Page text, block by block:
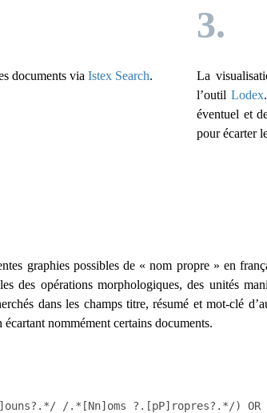
documents viaIstex Search.
3.
La
l’outil Lodex
éventuel et
pour écarter
graphies possibles de « nom propre » en
des opérations morphologiques, des unités
dans les champs titre, résumé et mot-clé
nommément certains documents.
/.*[Nn]oms ?.[pP]ropres?.*/)